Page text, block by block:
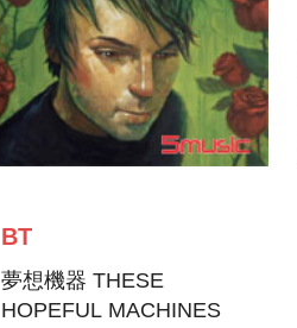
BT
夢想機器 THESE
HOPEFUL MACHINES